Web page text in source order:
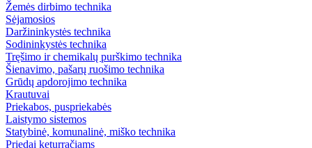
Žemės dirbimo technika
Sėjamosios
Daržininkystės technika
Sodininkystės technika
Tręšimo ir chemikalų purškimo technika
Šienavimo, pašarų ruošimo technika
Grūdų apdorojimo technika
Krautuvai
Priekabos, puspriekabės
Laistymo sistemos
Statybinė, komunalinė, miško technika
Priedai keturračiams